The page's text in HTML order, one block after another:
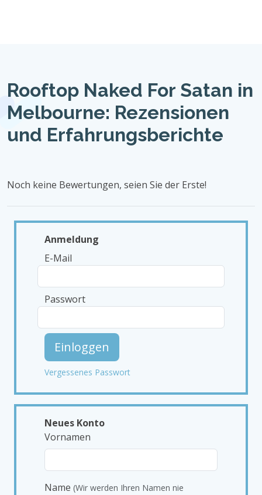
Rooftop Naked For Satan in
Melbourne: Rezensionen
und Erfahrungsberichte
Noch keine Bewertungen, seien Sie der Erste!
Anmeldung
E-Mail
Passwort
Einloggen
Vergessenes Passwort
Neues Konto
Vornamen
Name (Wir werden Ihren Namen nie